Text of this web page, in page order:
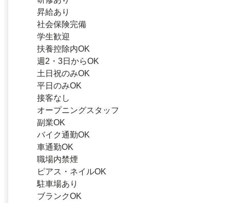
昇給あり
社会保険完備
学生歓迎
扶養控除内OK
週2・3日からOK
土日祝のみOK
平日のみOK
接客なし
オープニングスタッフ
副業OK
バイク通勤OK
車通勤OK
職場内禁煙
ピアス・ネイルOK
駐車場あり
ブランクOK